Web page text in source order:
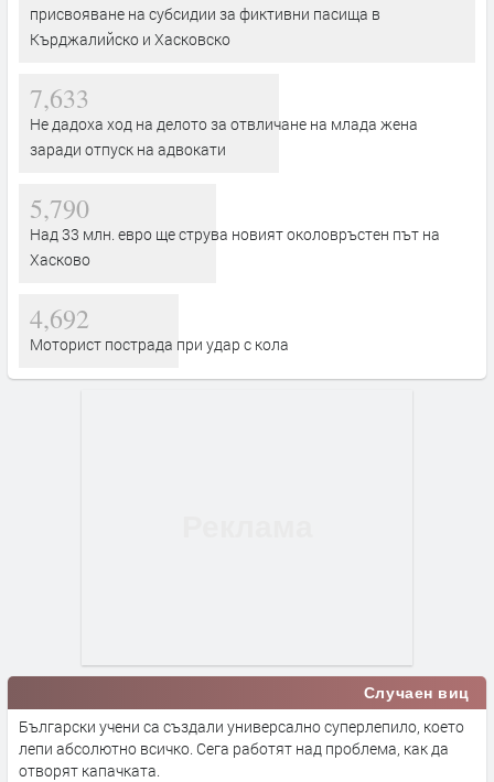
присвояване на субсидии за фиктивни пасища в
Кърджалийско и Хасковско
7,633
Не дадоха ход на делото за отвличане на млада жена
заради отпуск на адвокати
5,790
Над 33 млн. евро ще струва новият околовръстен път на
Хасково
4,692
Моторист пострада при удар с кола
Случаен виц
Български учени са създали универсално суперлепило, което
лепи абсолютно всичко. Сега работят над проблема, как да
отворят капачката.